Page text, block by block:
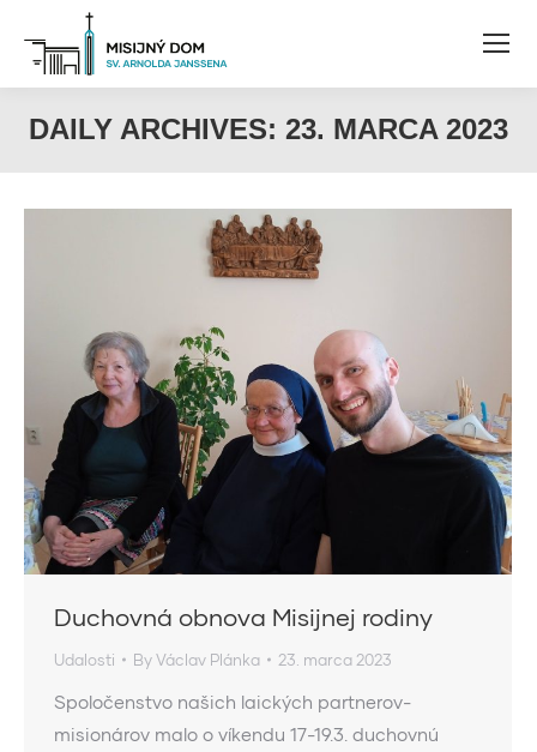
DAILY ARCHIVES: 23. MARCA 2023
Duchovná obnova Misijnej rodiny
Udalosti ByVáclav Plánka 23. marca 2023
Spoločenstvo našich laických partnerov-
misionárov malo o víkendu 17-19.3. duchovnú